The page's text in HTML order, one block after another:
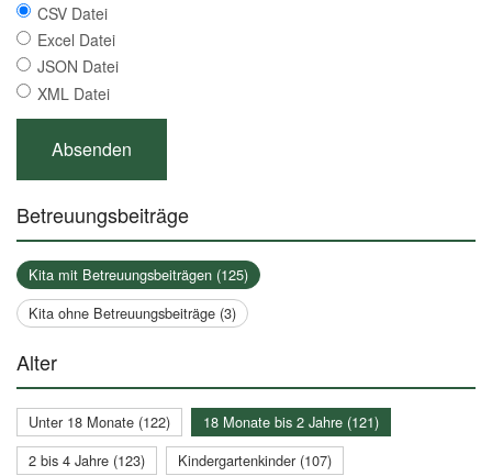
CSV Datei
Excel Datei
JSON Datei
XML Datei
Betreuungsbeiträge
Kita mit Betreuungsbeiträgen (125)
Kita ohne Betreuungsbeiträge (3)
Alter
Unter 18 Monate (122)
18 Monate bis 2 Jahre (121)
2 bis 4 Jahre (123)
Kindergartenkinder (107)